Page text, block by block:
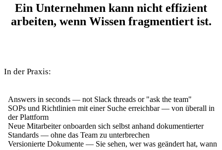
Ein Unternehmen kann nicht effizient
arbeiten, wenn Wissen fragmentiert ist.
In der Praxis:
Answers in seconds — not Slack threads or "ask the team"
SOPs und Richtlinien mit einer Suche erreichbar — von überall in
der Plattform
Neue Mitarbeiter onboarden sich selbst anhand dokumentierter
Standards — ohne das Team zu unterbrechen
Versionierte Dokumente — Sie sehen, wer was geändert hat, wann